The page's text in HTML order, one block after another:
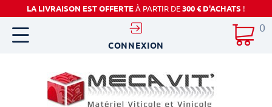
LA LIVRAISON EST OFFERTEÀ PARTIR DE300 € D'ACHATS !
0
CONNEXION